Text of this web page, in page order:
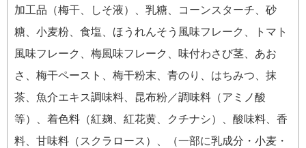
加工品（梅干、しそ液）、乳糖、コーンスターチ、砂
糖、小麦粉、食塩、ほうれんそう風味フレーク、トマト
風味フレーク、梅風味フレーク、味付わさび茎、あお
さ、梅干ペースト、梅干粉末、青のり、はちみつ、抹
茶、魚介エキス調味料、昆布粉／調味料（アミノ酸
等）、着色料（紅麹、紅花黄、クチナシ）、酸味料、香
料、甘味料（スクラロース）、（一部に乳成分・小麦・